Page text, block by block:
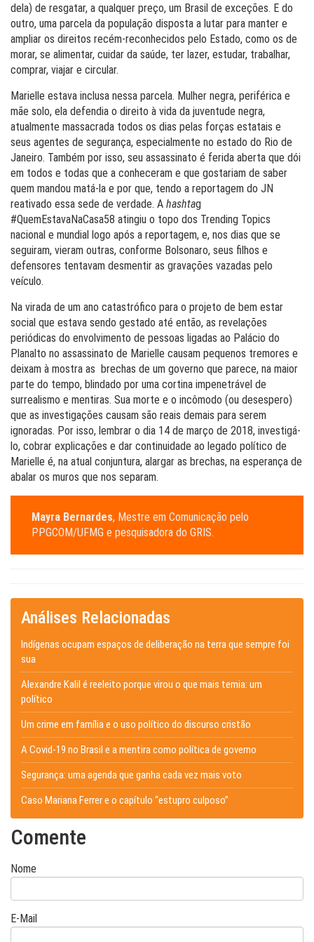
dela) de resgatar, a qualquer preço, um Brasil de exceções. E do
outro, uma parcela da população disposta a lutar para manter e
ampliar os direitos recém-reconhecidos pelo Estado, como os de
morar, se alimentar, cuidar da saúde, ter lazer, estudar, trabalhar,
comprar, viajar e circular.
Marielle estava inclusa nessa parcela. Mulher negra, periférica e
mãe solo, ela defendia o direito à vida da juventude negra,
atualmente massacrada todos os dias pelas forças estatais e
seus agentes de segurança, especialmente no estado do Rio de
Janeiro. Também por isso, seu assassinato é ferida aberta que dói
em todos e todas que a conheceram e que gostariam de saber
quem mandou matá-la e por que, tendo a reportagem do JN
reativado essa sede de verdade. A hashtag
#QuemEstavaNaCasa58 atingiu o topo dos Trending Topics
nacional e mundial logo após a reportagem, e, nos dias que se
seguiram, vieram outras, conforme Bolsonaro, seus filhos e
defensores tentavam desmentir as gravações vazadas pelo
veículo.
Na virada de um ano catastrófico para o projeto de bem estar
social que estava sendo gestado até então, as revelações
periódicas do envolvimento de pessoas ligadas ao Palácio do
Planalto no assassinato de Marielle causam pequenos tremores e
deixam à mostra as brechas de um governo que parece, na maior
parte do tempo, blindado por uma cortina impenetrável de
surrealismo e mentiras. Sua morte e o incômodo (ou desespero)
que as investigações causam são reais demais para serem
ignoradas. Por isso, lembrar o dia 14 de março de 2018, investigá-
lo, cobrar explicações e dar continuidade ao legado político de
Marielle é, na atual conjuntura, alargar as brechas, na esperança de
abalar os muros que nos separam.
Mayra Bernardes, Mestre em Comunicação pelo
PPGCOM/UFMG e pesquisadora do GRIS.
Análises Relacionadas
Indígenas ocupam espaços de deliberação na terra que sempre foi
sua
Alexandre Kalil é reeleito porque virou o que mais temia: um
político
Um crime em família e o uso político do discurso cristão
A Covid-19 no Brasil e a mentira como política de governo
Segurança: uma agenda que ganha cada vez mais voto
Caso Mariana Ferrer e o capítulo “estupro culposo”
Comente
Nome
E-Mail